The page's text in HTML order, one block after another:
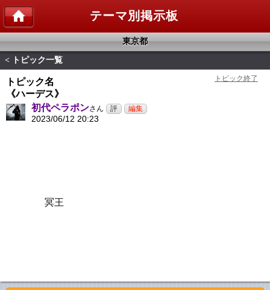
テーマ別掲示板
東京都
< トピック一覧
トピック名
《ハーデス》
初代ペラポンさん
2023/06/12 20:23
冥王